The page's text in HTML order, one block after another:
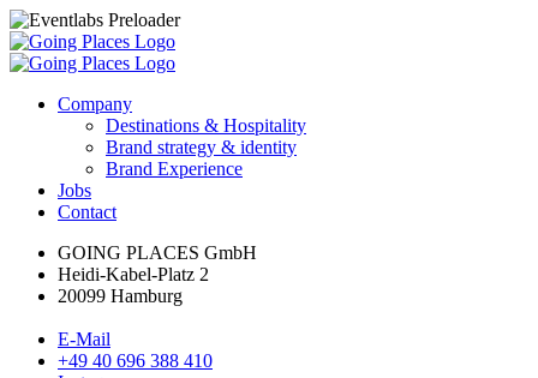
Company
Destinations & Hospitality
Brand strategy & identity
Brand Experience
Jobs
Contact
GOING PLACES GmbH
Heidi-Kabel-Platz 2
20099 Hamburg
E-Mail
+49 40 696 388 410